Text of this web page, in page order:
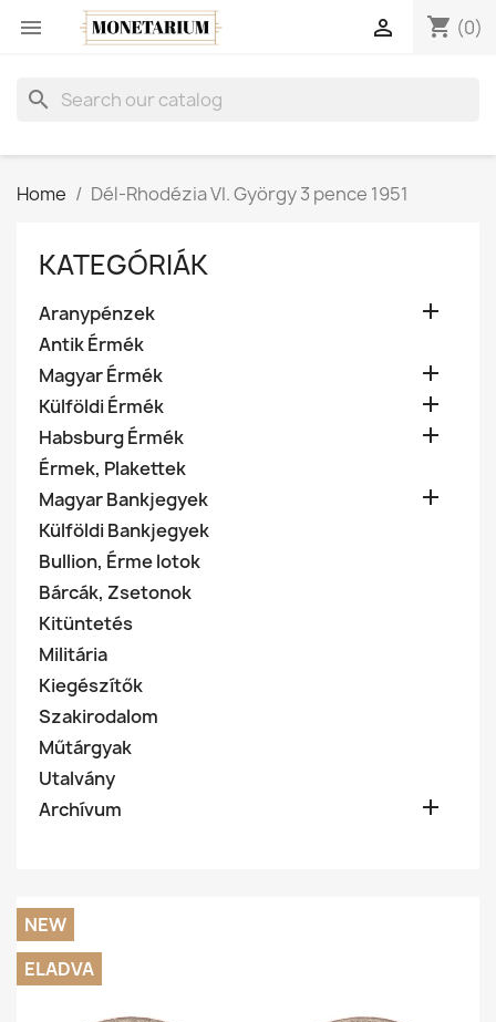
 shopping_cart (0)

search
Home Dél-Rhodézia VI. György 3 pence 1951
KATEGÓRIÁK
Aranypénzek 
Antik Érmék
Magyar Érmék

Külföldi Érmék 
Habsburg Érmék 
Érmek, Plakettek
Magyar Bankjegyek

Külföldi Bankjegyek
Bullion, Érme lotok
Bárcák, Zsetonok
Kitüntetés
Militária
Kiegészítők
Szakirodalom
Műtárgyak
Utalvány
Archívum

NEW
ELADVA